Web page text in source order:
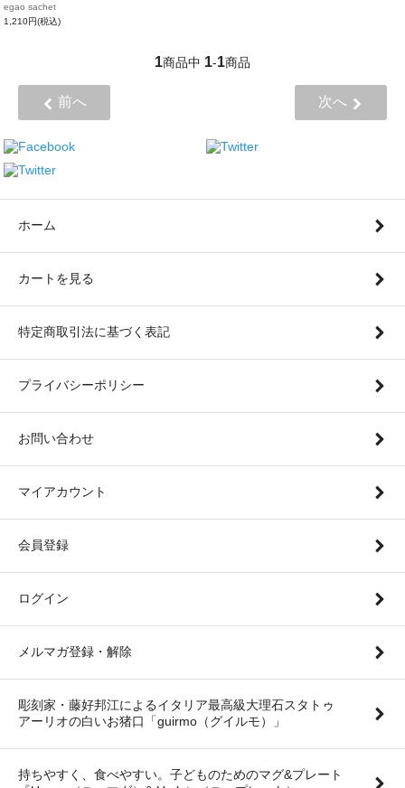
egao sachet
1,210円(税込)
1商品中 1-1商品
前へ 次へ
ホーム
カートを見る
特定商取引法に基づく表記
プライバシーポリシー
お問い合わせ
マイアカウント
会員登録
ログイン
メルマガ登録・解除
彫刻家・藤好邦江によるイタリア最高級大理石スタトゥ
アーリオの白いお猪口「guirmo（グイルモ）」
持ちやすく、食べやすい。子どものためのマグ&プレート